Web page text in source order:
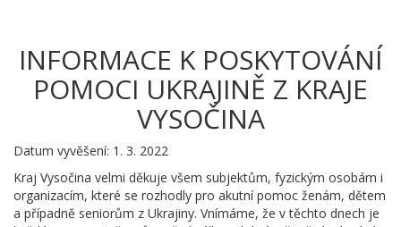
INFORMACE K POSKYTOVÁNÍ
POMOCI UKRAJINĚ Z KRAJE
VYSOČINA
Datum vyvěšení: 1. 3. 2022
Kraj Vysočina velmi děkuje všem subjektům, fyzickým osobám i
organizacím, které se rozhodly pro akutní pomoc ženám, dětem
a případně seniorům z Ukrajiny. Vnímáme, že v těchto dnech je